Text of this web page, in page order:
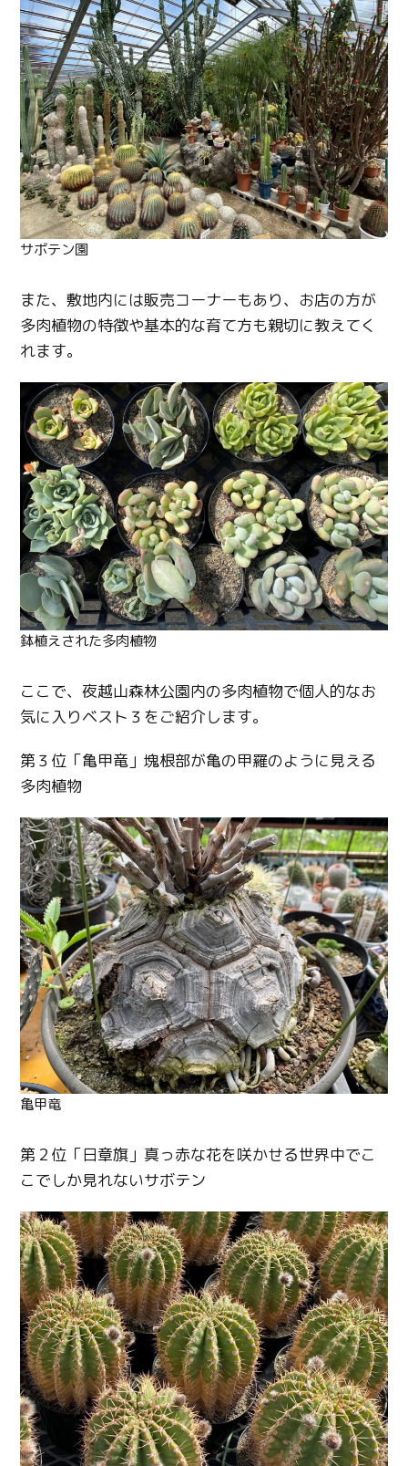
サボテン園
また、敷地内には販売コーナーもあり、お店の方が
多肉植物の特徴や基本的な育て方も親切に教えてく
れます。
鉢植えされた多肉植物
ここで、夜越山森林公園内の多肉植物で個人的なお
気に入りベスト３をご紹介します。
第３位「亀甲竜」塊根部が亀の甲羅のように見える
多肉植物
亀甲竜
第２位「日章旗」真っ赤な花を咲かせる世界中でこ
こでしか見れないサボテン